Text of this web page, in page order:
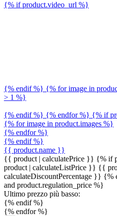
{% if product.video_url %}
{% endif %} {% for image in
> 1 %}
{% endif %} {% endfor %} {% if
{% for image in product.images %}
{% endfor %}
{% endif %}
{{ product.name }}
{{ product | calculatePrice }} {% if
product | calculateListPrice }} {{
calculateDiscountPercentage }} {%
and product.regulation_price %}
Ultimo prezzo più basso:
{% endif %}
{% endfor %}